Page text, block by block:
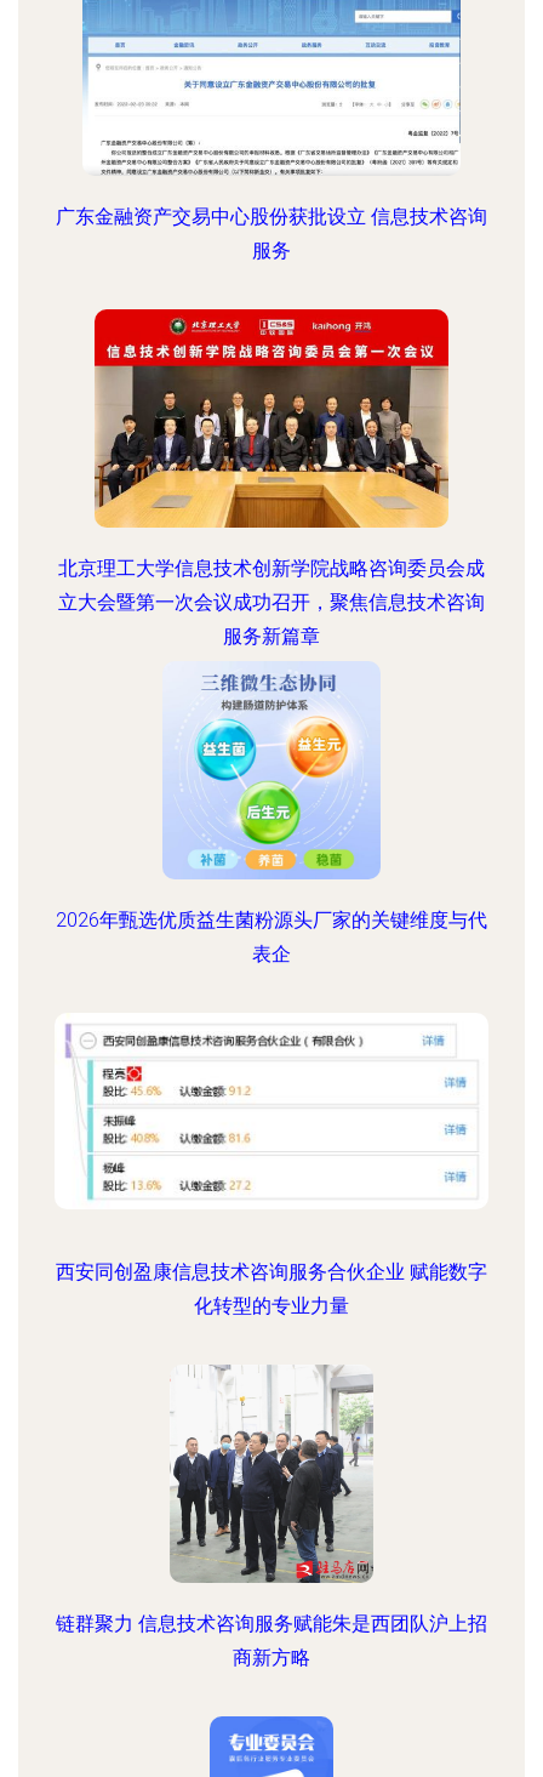
广东金融资产交易中心股份获批设立 信息技术咨询
服务
北京理工大学信息技术创新学院战略咨询委员会成
立大会暨第一次会议成功召开，聚焦信息技术咨询
服务新篇章
2026年甄选优质益生菌粉源头厂家的关键维度与代
表企
西安同创盈康信息技术咨询服务合伙企业 赋能数字
化转型的专业力量
链群聚力 信息技术咨询服务赋能朱是西团队沪上招
商新方略